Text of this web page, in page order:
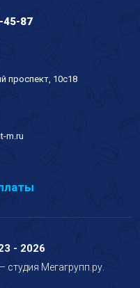
45-87
проспект, 10с18
m.ru
- 2026
студия Мегагрупп.ру.